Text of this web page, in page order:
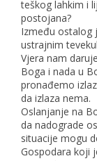
teškog lahkim i
postojana?
Između ostalog
ustrajnim
Vjera nam
Boga i nada u
pronađemo
da izlaza nema.
Oslanjanje na
da nadograde
situacije mogu
Gospodara koji